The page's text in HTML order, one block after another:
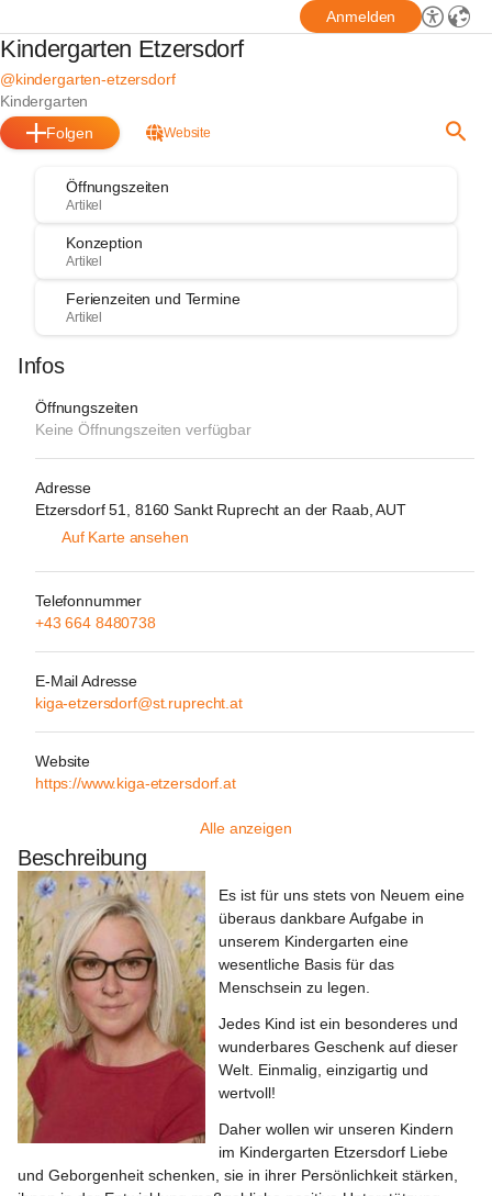
Anmelden
Kindergarten Etzersdorf
@kindergarten-etzersdorf
Kindergarten
Folgen
Website
Öffnungszeiten
Artikel
Konzeption
Artikel
Ferienzeiten und Termine
Artikel
Infos
Öffnungszeiten
Keine Öffnungszeiten verfügbar
Adresse
Etzersdorf 51, 8160 Sankt Ruprecht an der Raab, AUT
Auf Karte ansehen
Telefonnummer
+43 664 8480738
E-Mail Adresse
kiga-etzersdorf@st.ruprecht.at
Website
https://www.kiga-etzersdorf.at
Alle anzeigen
Beschreibung
Es ist für uns stets von Neuem eine
überaus dankbare Aufgabe in
unserem Kindergarten eine
wesentliche Basis für das
Menschsein zu legen.
Jedes Kind ist ein besonderes und
wunderbares Geschenk auf dieser
Welt. Einmalig, einzigartig und
wertvoll!
Daher wollen wir unseren Kindern
im Kindergarten Etzersdorf Liebe
und Geborgenheit schenken, sie in ihrer Persönlichkeit stärken,